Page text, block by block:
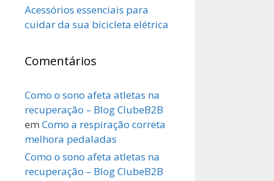
Acessórios essenciais para
cuidar da sua bicicleta elétrica
Comentários
Como o sono afeta atletas na
recuperação – Blog ClubeB2B
em Como a respiração correta
melhora pedaladas
Como o sono afeta atletas na
recuperação – Blog ClubeB2B